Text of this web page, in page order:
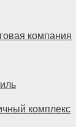
компания
комплекс